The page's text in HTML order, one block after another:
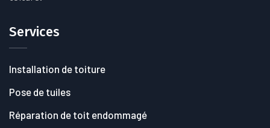
Services
Installation de toiture
Pose de tuiles
Réparation de toit endommagé